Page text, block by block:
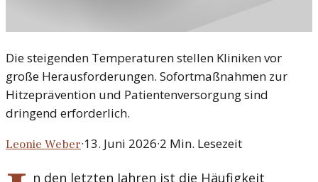
Die steigenden Temperaturen stellen Kliniken vor
große Herausforderungen. Sofortmaßnahmen zur
Hitzeprävention und Patientenversorgung sind
dringend erforderlich.
Leonie Weber·13. Juni 2026·2 Min. Lesezeit
n den letzten Jahren ist die Häufigkeit